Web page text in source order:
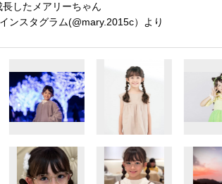
長したメアリーちゃん
ンスタグラム(@mary.2015c）より